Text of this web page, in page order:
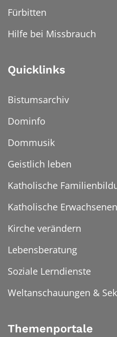
Fürbitten
Hilfe bei Missbrauch
Quicklinks
Bistumsarchiv
Dominfo
Dommusik
Geistlich leben
Katholische
Katholische
Kirche verändern
Lebensberatung
Soziale Lerndienste
Weltanschauungen &
Themenportale